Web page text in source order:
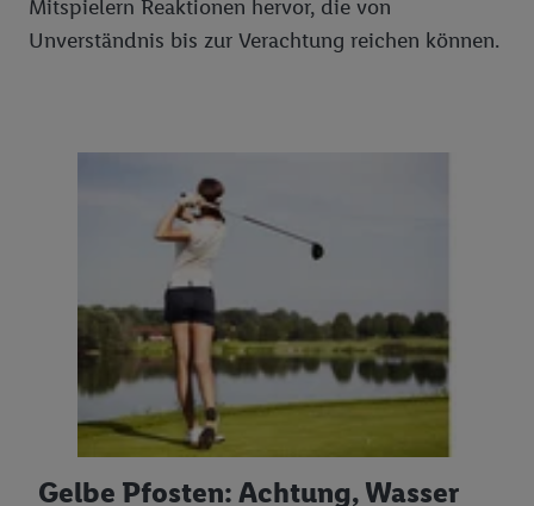
Mitspielern Reaktionen hervor, die von
Unverständnis bis zur Verachtung reichen können.
Gelbe Pfosten: Achtung, Wasser